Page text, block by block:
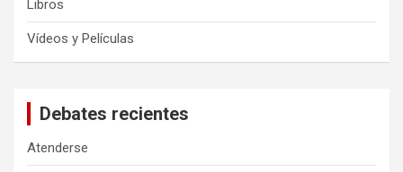
Libros
Vídeos y Películas
Debates recientes
Atenderse